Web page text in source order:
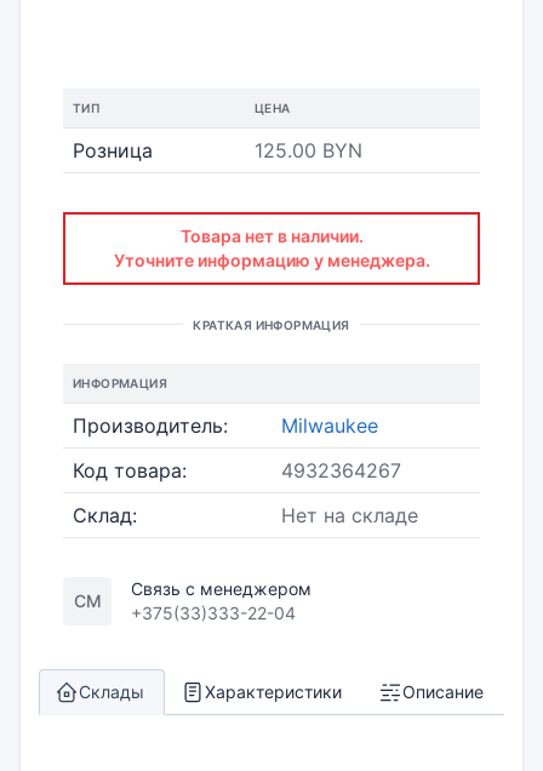
ТИП ЦЕНА
Розница 125.00 BYN
Товара нет в наличии.
Уточните информацию у менеджера.
КРАТКАЯ ИНФОРМАЦИЯ
ИНФОРМАЦИЯ
Производитель:
Milwaukee
Код товара:
4932364267
Склад:
Нет на складе
СМ
Связь с менеджером
+375(33)333-22-04
Склады Характеристики Описание